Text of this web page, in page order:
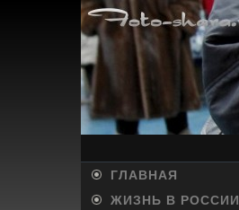
ГЛАВНАЯ
ЖИЗНЬ В РОССИИ